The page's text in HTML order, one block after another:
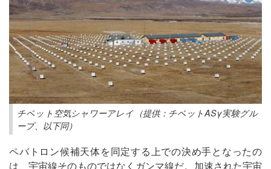
チベット空気シャワーアレイ（提供：チベットASγ実験グル
ープ、以下同）
ペバトロン候補天体を同定する上での決め手となったの
は、宇宙線そのものではなくガンマ線だ。加速された宇宙